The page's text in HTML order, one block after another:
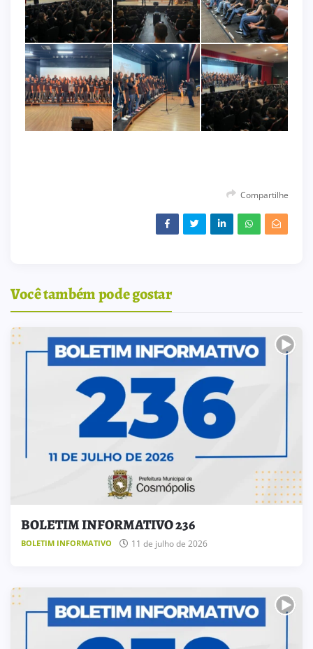
Compartilhe
Você também pode gostar
BOLETIM INFORMATIVO 236
BOLETIM INFORMATIVO 11 de julho de 2026